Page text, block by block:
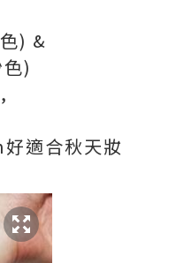
) &
)
適合秋天妝